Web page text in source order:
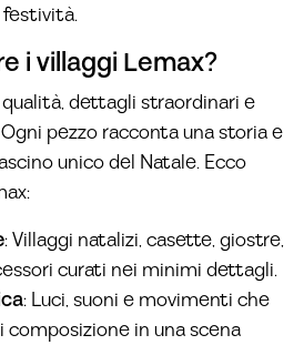
i villaggi Lemax?
dettagli straordinari e
pezzo racconta una storia e
unico del Natale. Ecco
: Villaggi natalizi, casette, giostre,
curati nei minimi dettagli.
: Luci, suoni e movimenti che
in una scena